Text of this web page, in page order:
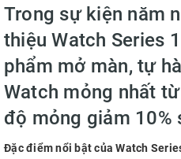
Trong sự kiện năm
thiệu Watch Series
phẩm mở màn, tự
Watch mỏng nhất
độ mỏng giảm 10%
Đặc điểm nổi bật của Watch